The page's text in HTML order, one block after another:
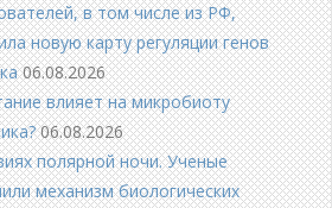
в том числе из РФ,
новую карту регуляции генов
06.08.2026
влияет на микробиоту
06.08.2026
полярной ночи. Ученые
механизм биологических